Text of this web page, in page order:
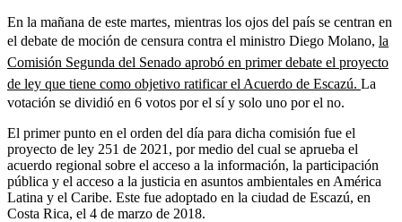
En la mañana de este martes, mientras los ojos del país se centran en
el debate de moción de censura contra el ministro Diego Molano, la
Comisión Segunda del Senado aprobó en primer debate el proyecto
de ley que tiene como objetivo ratificar el Acuerdo de Escazú. La
votación se dividió en 6 votos por el sí y solo uno por el no.
El primer punto en el orden del día para dicha comisión fue el
proyecto de ley 251 de 2021, por medio del cual se aprueba el
acuerdo regional sobre el acceso a la información, la participación
pública y el acceso a la justicia en asuntos ambientales en América
Latina y el Caribe. Este fue adoptado en la ciudad de Escazú, en
Costa Rica, el 4 de marzo de 2018.